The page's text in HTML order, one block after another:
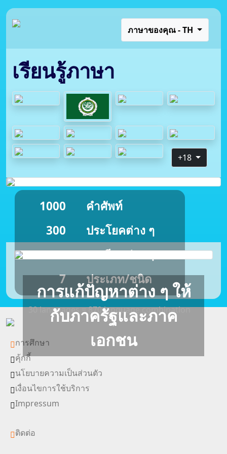
ภาษาของคุณ - TH
เรียนรู้ภาษา
+18
1000
300
33
7
คำศัพท์
ประโยคต่าง ๆ
บทเรียนต่าง ๆ
ประเภท/ชนิด
30 languages = 870 language combination
การแก้ปัญหาต่าง ๆ ให้
กับภาครัฐและภาค
เอกชน
การศึกษา
คุ้กกี้
นโยบายความเป็นส่วนตัว
เงื่อนไขการใช้บริการ
Impressum
ติดต่อ